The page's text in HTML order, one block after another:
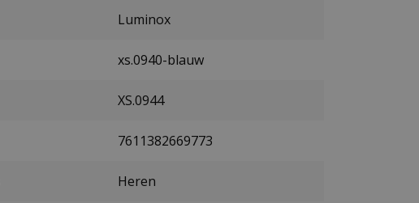
Luminox
xs.0940-blauw
XS.0944
7611382669773
Heren